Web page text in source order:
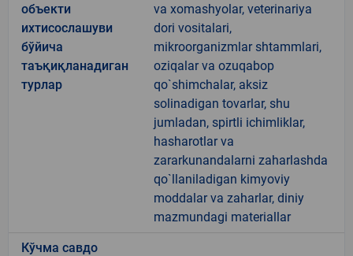
объекти
ихтисослашуви
бўйича
таъқиқланадиган
турлар
va xomashyolar, veterinariya
dori vositalari,
mikroorganizmlar shtammlari,
oziqalar va ozuqabop
qo`shimchalar, aksiz
solinadigan tovarlar, shu
jumladan, spirtli ichimliklar,
hasharotlar va
zararkunandalarni zaharlashda
qo`llaniladigan kimyoviy
moddalar va zaharlar, diniy
mazmundagi materiallar
Кўчма савдо